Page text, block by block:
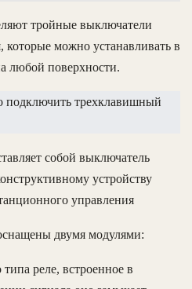
тройные выключатели
которые можно устанавливать в
любой поверхности.
собой выключатель
устройству
управления
двумя модулями:
типа реле, встроенное в